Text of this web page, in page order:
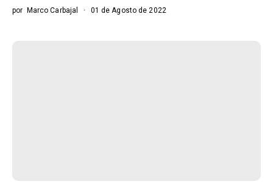
por Marco Carbajal 01 de Agosto de 2022